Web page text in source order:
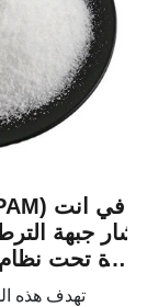
شار جبهة
ة تحت
تهدف هذه